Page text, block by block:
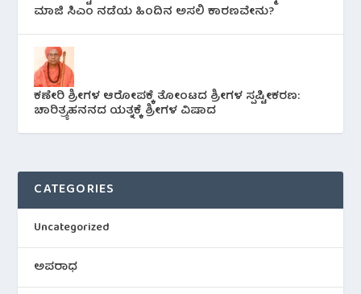
ಮಾಜಿ ಸಿಎಂ ನಡೆಯ ಹಿಂದಿನ ಅಸಲಿ ಕಾರಣವೇನು?
ಕಣೇರಿ ಶ್ರೀಗಳ ಆರೋಪಕ್ಕೆ ತೋಂಟದ ಶ್ರೀಗಳ ಸ್ಪಷ್ಟೀಕರಣ:
ಚಾರಿತ್ರ್ಯಹನನದ ಯತ್ನಕ್ಕೆ ಶ್ರೀಗಳ ವಿಷಾದ
CATEGORIES
Uncategorized
ಅಪರಾಧ